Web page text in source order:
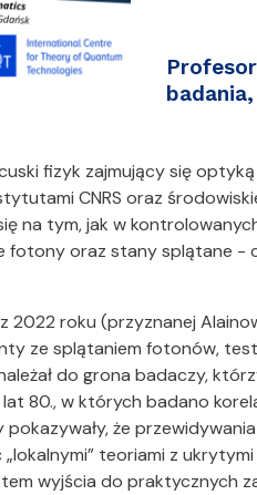
Profesor Philippe Grangier i jego wkład w
fizyk zajmujący się
CNRS oraz
na tym, jak w
oraz stany splątane -
2022 roku (przyznanej
ze splątaniem fotonów,
do grona badaczy,
80., w których badano
że
teoriami z
wyjścia do praktycznych